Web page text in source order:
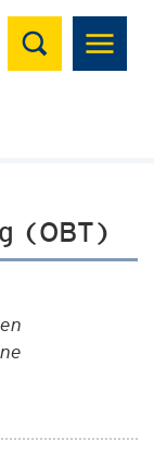
Suchen
(OBT)